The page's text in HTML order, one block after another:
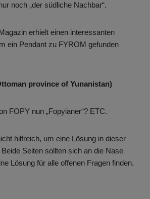
noch „der südliche Nachbar“.
erhielt einen interessanten
ein Pendant zu FYROM gefunden
province of Yunanistan)
FOPY nun „Fopyianer“? ETC.
hilfreich, um eine Lösung in dieser
Seiten sollten sich an die Nase
Lösung für alle offenen Fragen finden.